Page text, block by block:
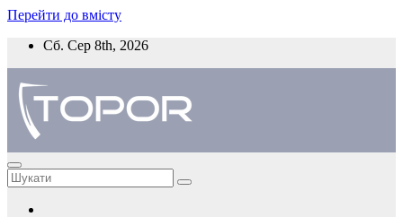
Перейти до вмісту
Сб. Сер 8th, 2026